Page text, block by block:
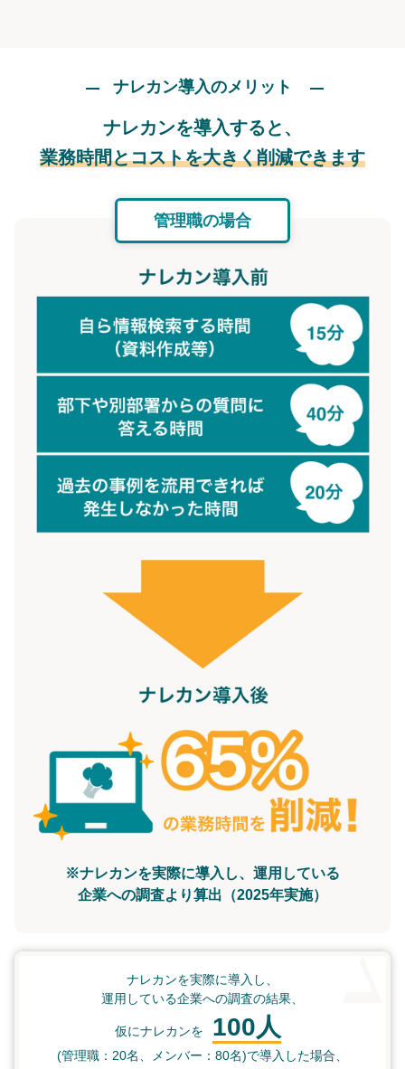
ナレカン導入のメリット
ナレカンを導入すると、
業務時間とコストを大きく削減できます
管理職の場合
※ナレカンを実際に導入し、運用している
企業への調査より算出（2025年実施）
ナレカンを実際に導入し、
運用している企業への調査の結果、
仮にナレカンを 100人
(管理職：20名、メンバー：80名)で導入した場合、